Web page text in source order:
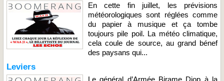
En cette fin juillet, les prévisions
météorologiques sont réglées comme
du papier à musique et ça tombe
toujours pile poil. La météo climatique,
cela coule de source, au grand bénef
des paysans qui...
Leviers
Le général d’Armée Birame Diop à la